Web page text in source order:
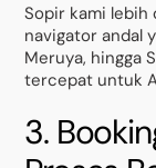
Sopir kami lebih
navigator andal
Meruya, hingga
tercepat untuk
3.